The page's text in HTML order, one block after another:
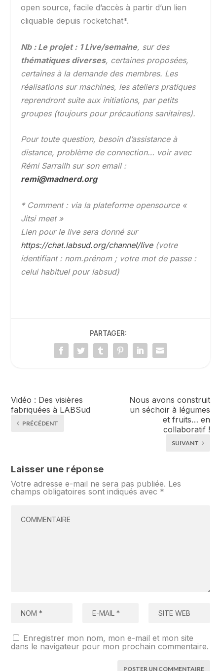
open source, facile d’accès à partir d’un lien
cliquable depuis rocketchat*.
Nb : Le projet : 1 Live/semaine, sur des
thématiques diverses, certaines proposées,
certaines à la demande des membres. Les
réalisations sur machines, les ateliers pratiques
reprendront suite aux initiations, par petits
groupes (toujours pour précautions sanitaires).
Pour toute question, besoin d’assistance à
distance, problème de connection… voir avec
Rémi Sarrailh sur son email :
remi@madnerd.org
* Comment : via la plateforme opensource «
Jitsi meet »
Lien pour le live sera donné sur
https://chat.labsud.org/channel/live(votre
identifiant : nom.prénom ; votre mot de passe :
celui habituel pour labsud)
PARTAGER:
Vidéo : Des visières
fabriquées à LABSud
PRÉCÉDENT
Nous avons construit
un séchoir à légumes
et fruits… en
collaboratif !
SUIVANT
Laisser une réponse
Votre adresse e-mail ne sera pas publiée. Les
champs obligatoires sont indiqués avec *
Enregistrer mon nom, mon e-mail et mon site
dans le navigateur pour mon prochain commentaire.